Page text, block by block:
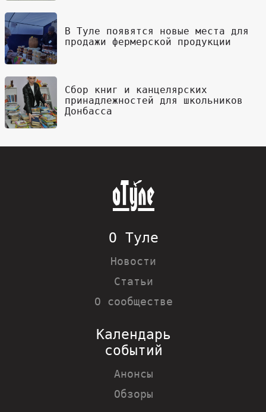
В Туле появятся новые места для
продажи фермерской продукции
Сбор книг и канцелярских
принадлежностей для школьников
Донбасса
О Туле
Новости
Статьи
О сообществе
Календарь
событий
Анонсы
Обзоры